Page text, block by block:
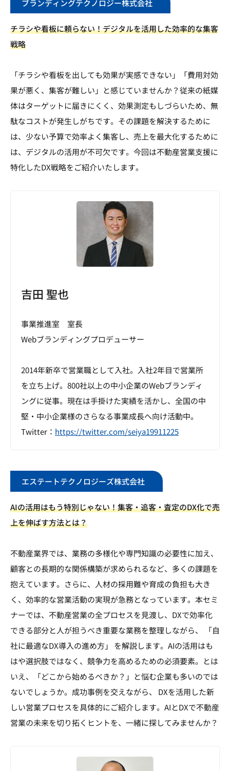
ブランディングテクノロジー株式会社
チラシや看板に頼らない！デジタルを活用した効率的な集客
戦略
「チラシや看板を出しても効果が実感できない」「費用対効
果が悪く、集客が難しい」と感じていませんか？従来の紙媒
体はターゲットに届きにくく、効果測定もしづらいため、無
駄なコストが発生しがちです。その課題を解決するために
は、少ない予算で効率よく集客し、売上を最大化するために
は、デジタルの活用が不可欠です。今回は不動産営業支援に
特化したDX戦略をご紹介いたします。
吉田 聖也
事業推進室 室長
Webブランディングプロデューサー
2014年新卒で営業職として入社。入社2年目で営業所
を立ち上げ。800社以上の中小企業のWebブランディ
ングに従事。現在は手掛けた実績を活かし、全国の中
堅・中小企業様のさらなる事業成長へ向け活動中。
Twitter： https://twitter.com/seiya19911225
エステートテクノロジーズ株式会社
AIの活用はもう特別じゃない！集客・追客・査定のDX化で売
上を伸ばす方法とは？
不動産業界では、業務の多様化や専門知識の必要性に加え、
顧客との長期的な関係構築が求められるなど、多くの課題を
抱えています。さらに、人材の採用難や育成の負担も大き
く、効率的な営業活動の実現が急務となっています。本セミ
ナーでは、不動産営業の全プロセスを見渡し、DXで効率化
できる部分と人が担うべき重要な業務を整理しながら、 「自
社に最適なDX導入の進め方」 を解説します。AIの活用はも
はや選択肢ではなく、競争力を高めるための必須要素。とは
いえ、「どこから始めるべきか？」と悩む企業も多いのでは
ないでしょうか。成功事例を交えながら、 DXを活用した新
しい営業プロセスを具体的にご紹介します。AIとDXで不動産
営業の未来を切り拓くヒントを、一緒に探してみませんか？